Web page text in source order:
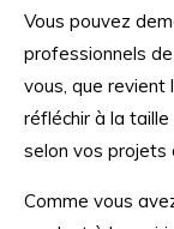
Vous pouvez
professionnels
vous, que revient
réfléchir à la
selon vos projets
Comme vous